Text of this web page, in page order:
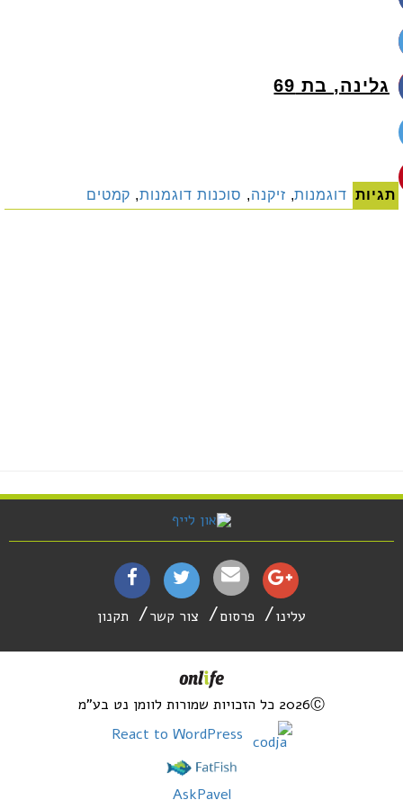
גלינה, בת 69
תגיות דוגמנות, זיקנה, סוכנות דוגמנות, קמטים
עלינו פרסום צור קשר תקנון
2026Ⓒ כל הזכויות שמורות לוומן נט בע"מ
AskPavel